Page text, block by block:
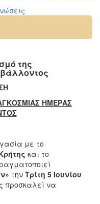
της
ΗΜΕΡΑΣ
με το
και το
την Τρίτη 5 Ιουνίου
προσκαλεί να